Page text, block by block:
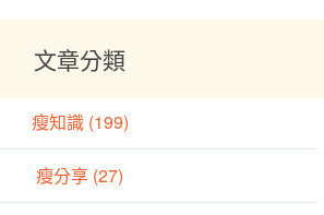
文章分類
瘦知識 (199)
瘦分享 (27)